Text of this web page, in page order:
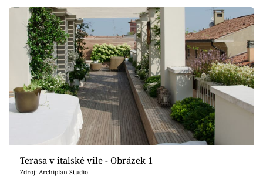
Design
Sledujte prima+
Přihlášení
Terasa v italské vile - Obrázek 1
Zdroj: Archiplan Studio